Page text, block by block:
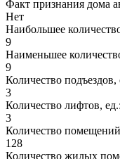
Факт признания дома
Нет
Наибольшее
9
Наименьшее
9
Количество подъездов,
3
Количество лифтов, ед.:
3
Количество
128
Количество жилых